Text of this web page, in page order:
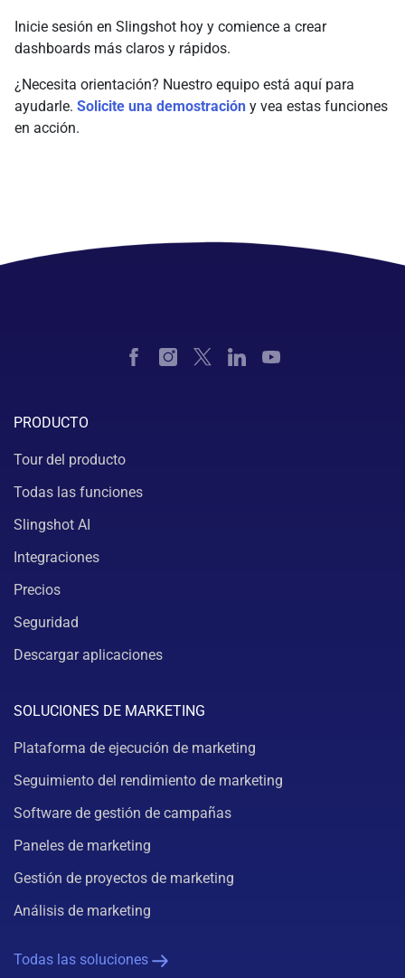
Inicie sesión en Slingshot hoy y comience a crear
dashboards más claros y rápidos.
¿Necesita orientación? Nuestro equipo está aquí para
ayudarle. Solicite una demostración y vea estas funciones
en acción.
PRODUCTO
Tour del producto
Todas las funciones
Slingshot AI
Integraciones
Precios
Seguridad
Descargar aplicaciones
SOLUCIONES DE MARKETING
Plataforma de ejecución de marketing
Seguimiento del rendimiento de marketing
Software de gestión de campañas
Paneles de marketing
Gestión de proyectos de marketing
Análisis de marketing
Todas las soluciones